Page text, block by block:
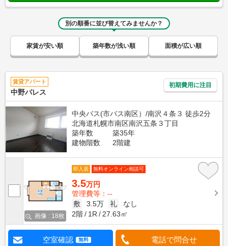
別の順番に並び替えてみませんか？
家賃が安い順 築年数が浅い順 面積が広い順
賃貸アパート
中野パレス
初期費用に注目
中央バス(市バス南区）/南沢４条３ 徒歩2分
北海道札幌市南区南沢五条３丁目
築年数
築35年
建物階数
2階建
画像 : 18枚
即入居 無料オンライン相談可
3.5万円
管理費等：--
敷
3.5万 礼
なし
2階
1R 27.63㎡
空室確認 無料 電話で問合せ